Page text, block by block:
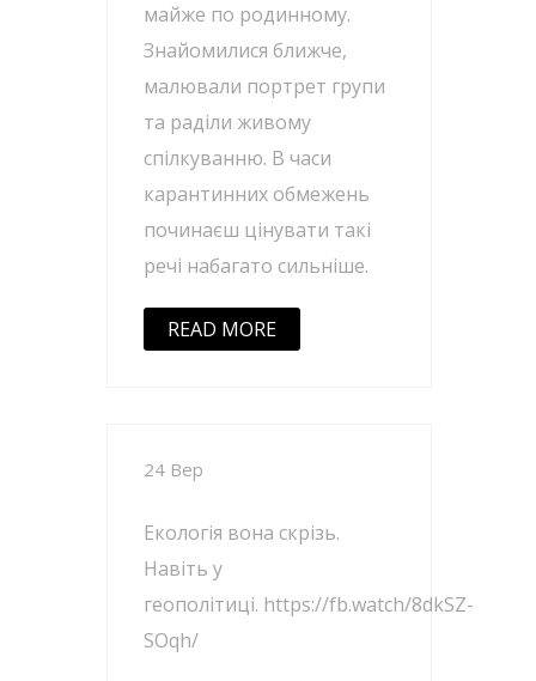
майже по родинному.
Знайомилися ближче,
малювали портрет групи
та раділи живому
спілкуванню. В часи
карантинних обмежень
починаєш цінувати такі
речі набагато сильніше.
READ MORE
24 Вер
Екологія вона скрізь.
Навіть у
геополітиці. https://fb.watch/8dkSZ-
SOqh/